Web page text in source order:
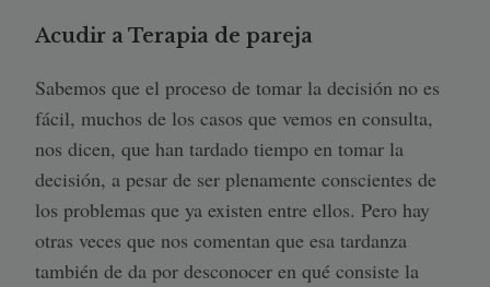
Acudir a Terapia de pareja
Sabemos que el proceso de tomar la decisión no es
fácil, muchos de los casos que vemos en consulta,
nos dicen, que han tardado tiempo en tomar la
decisión, a pesar de ser plenamente conscientes de
los problemas que ya existen entre ellos. Pero hay
otras veces que nos comentan que esa tardanza
también de da por desconocer en qué consiste la